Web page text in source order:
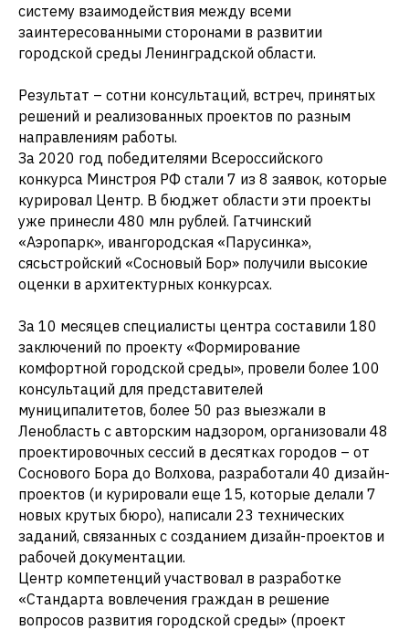
систему взаимодействия между всеми
заинтересованными сторонами в развитии
городской среды Ленинградской области.
Результат – сотни консультаций, встреч, принятых
решений и реализованных проектов по разным
направлениям работы.
За 2020 год победителями Всероссийского
конкурса Минстроя РФ стали 7 из 8 заявок, которые
курировал Центр. В бюджет области эти проекты
уже принесли 480 млн рублей. Гатчинский
«Аэропарк», ивангородская «Парусинка»,
сясьстройский «Сосновый Бор» получили высокие
оценки в архитектурных конкурсах.
За 10 месяцев специалисты центра составили 180
заключений по проекту «Формирование
комфортной городской среды», провели более 100
консультаций для представителей
муниципалитетов, более 50 раз выезжали в
Ленобласть с авторским надзором, организовали 48
проектировочных сессий в десятках городов – от
Соснового Бора до Волхова, разработали 40 дизайн-
проектов (и курировали еще 15, которые делали 7
новых крутых бюро), написали 23 технических
заданий, связанных с созданием дизайн-проектов и
рабочей документации.
Центр компетенций участвовал в разработке
«Стандарта вовлечения граждан в решение
вопросов развития городской среды» (проект